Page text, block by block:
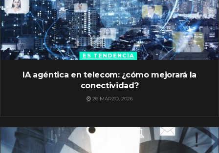
ES TENDENCIA
IA agéntica en telecom: ¿cómo mejorará la
conectividad?
26 MARZO, 2026